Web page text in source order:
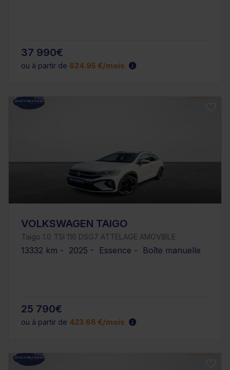
37 990€
ou à partir de 624.95 €/mois
VOLKSWAGEN TAIGO
Taigo 1.0 TSI 116 DSG7 ATTELAGE AMOVIBLE
13332 km - 2025 - Essence - Boîte manuelle
25 790€
ou à partir de 423.66 €/mois